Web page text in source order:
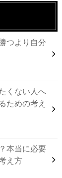
つより自分
くない人へ
ための考え
本当に必要
え方